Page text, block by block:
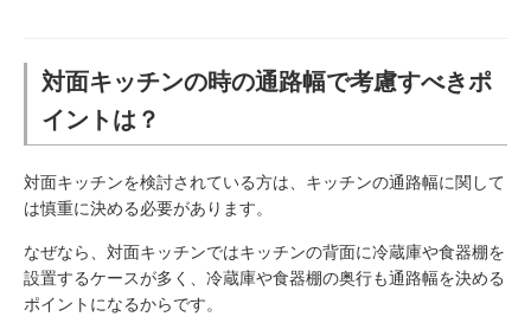
対面キッチンの時の通路幅で考慮すべきポ
イントは？
対面キッチンを検討されている方は、キッチンの通路幅に関して
は慎重に決める必要があります。
なぜなら、対面キッチンではキッチンの背面に冷蔵庫や食器棚を
設置するケースが多く、冷蔵庫や食器棚の奥行も通路幅を決める
ポイントになるからです。